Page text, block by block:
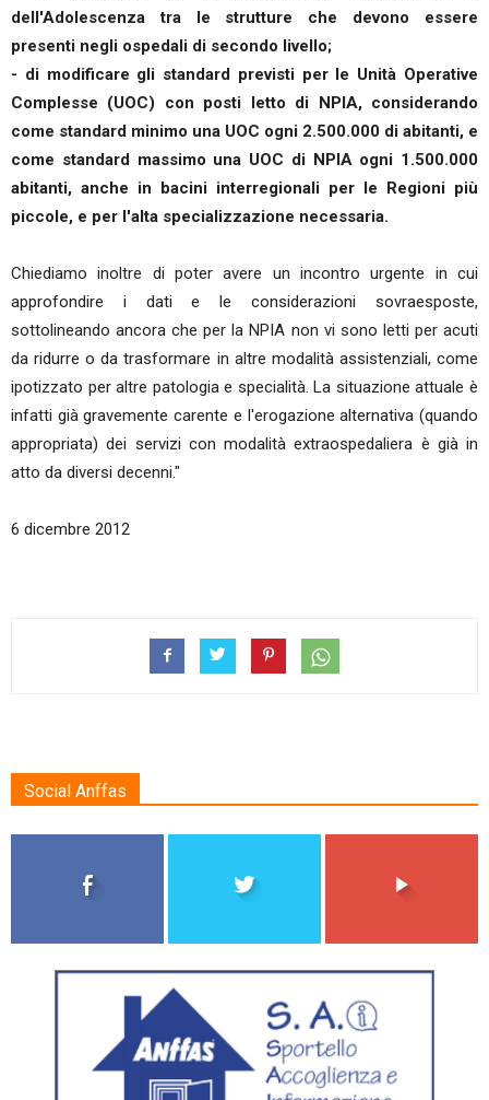
dell'Adolescenza tra le strutture che devono essere
presenti negli ospedali di secondo livello;
- di modificare gli standard previsti per le Unità Operative
Complesse (UOC) con posti letto di NPIA, considerando
come standard minimo una UOC ogni 2.500.000 di abitanti, e
come standard massimo una UOC di NPIA ogni 1.500.000
abitanti, anche in bacini interregionali per le Regioni più
piccole, e per l'alta specializzazione necessaria.
Chiediamo inoltre di poter avere un incontro urgente in cui
approfondire i dati e le considerazioni sovraesposte,
sottolineando ancora che per la NPIA non vi sono letti per acuti
da ridurre o da trasformare in altre modalità assistenziali, come
ipotizzato per altre patologia e specialità. La situazione attuale è
infatti già gravemente carente e l'erogazione alternativa (quando
appropriata) dei servizi con modalità extraospedaliera è già in
atto da diversi decenni."
6 dicembre 2012
Social Anffas